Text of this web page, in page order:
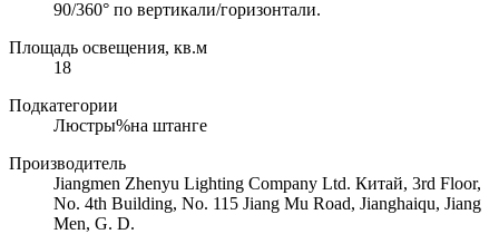
90/360° по вертикали/горизонтали.
Площадь освещения, кв.м
18
Подкатегории
Люстры%на штанге
Производитель
Jiangmen Zhenyu Lighting Company Ltd. Китай, 3rd Floor,
No. 4th Building, No. 115 Jiang Mu Road, Jianghaiqu, Jiang
Men, G. D.